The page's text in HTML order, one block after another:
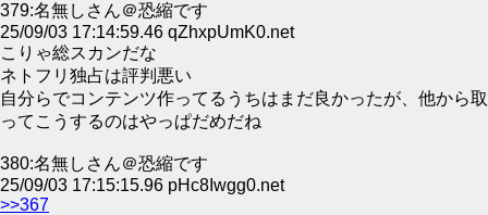
379:名無しさん＠恐縮です
25/09/03 17:14:59.46 qZhxpUmK0.net
こりゃ総スカンだな
ネトフリ独占は評判悪い
自分らでコンテンツ作ってるうちはまだ良かったが、他から取
ってこうするのはやっぱだめだね
380:名無しさん＠恐縮です
25/09/03 17:15:15.96 pHc8Iwgg0.net
>>367